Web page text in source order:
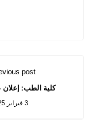
post
كلية الطب:
3 فبراير 2025